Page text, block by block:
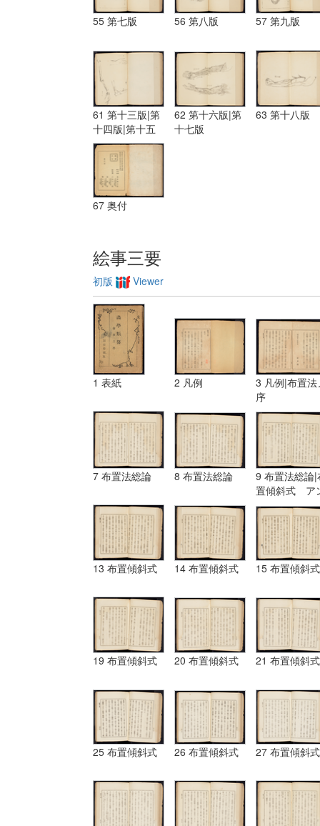
55 第七版 56 第八版 57 第九版
61 第十三版|第
十四版|第十五
版
62 第十六版|第
十七版
63 第十八版
67 奥付
絵事三要
初版 Viewer
1 表紙 2 凡例
3 凡例|布置法
序
7 布置法総論 8 布置法総論
9 布置法総論|
置傾斜式 ア
ギュラール、
ムポシシヨン
13 布置傾斜式 14 布置傾斜式 15 布置傾斜式
19 布置傾斜式 20 布置傾斜式 21 布置傾斜式
25 布置傾斜式 26 布置傾斜式 27 布置傾斜式